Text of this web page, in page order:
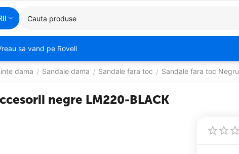
sa vand pe Roveli
dama / Sandale dama / Sandale fara toc / Sandale fara toc
negre LM220-BLACK